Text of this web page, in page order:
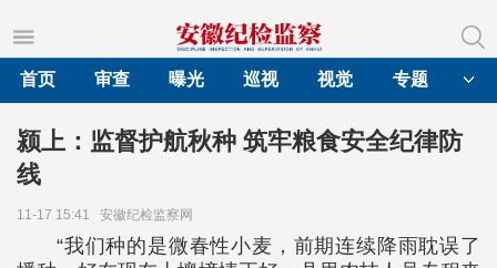
首页
审查 曝光 巡视 视觉 专题
颍上：监督护航秋种 筑牢粮食安全纪律防
线
11-17 15:41 安徽纪检监察网
“我们种的是微春性小麦，前期连续降雨耽误了